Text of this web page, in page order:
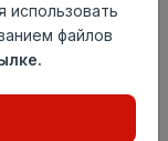
использовать
файлов